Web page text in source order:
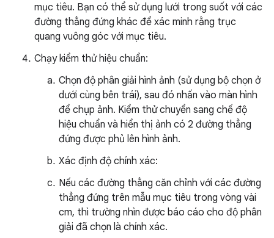
mục tiêu. Bạn có thể sử dụng lưới trong suốt với các
đường thẳng đứng khác để xác minh rằng trục
quang vuông góc với mục tiêu.
Chạy kiểm thử hiệu chuẩn:
Chọn độ phân giải hình ảnh (sử dụng bộ chọn ở
dưới cùng bên trái), sau đó nhấn vào màn hình
để chụp ảnh. Kiểm thử chuyển sang chế độ
hiệu chuẩn và hiển thị ảnh có 2 đường thẳng
đứng được phủ lên hình ảnh.
Xác định độ chính xác:
Nếu các đường thẳng căn chỉnh với các đường
thẳng đứng trên mẫu mục tiêu trong vòng vài
cm, thì trường nhìn được báo cáo cho độ phân
giải đã chọn là chính xác.